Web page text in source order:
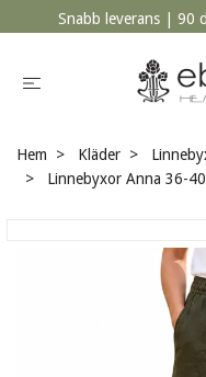
Snabb leverans | 90
Hem Kläder
Linnebyxor Anna 36-